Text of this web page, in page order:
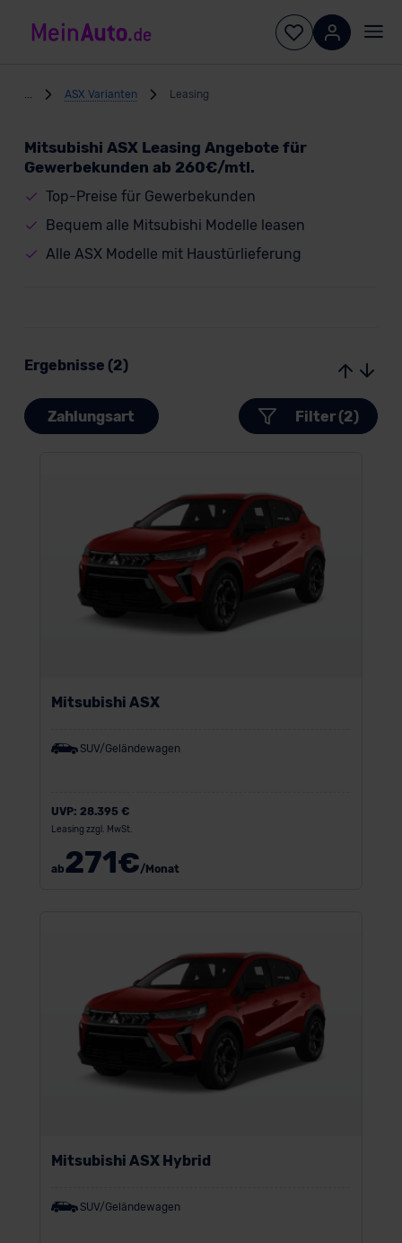
ASX Varianten Leasing
Mitsubishi ASX Leasing Angebote für
Gewerbekunden ab 260€/mtl.
Top-Preise für Gewerbekunden
Bequem alle Mitsubishi Modelle leasen
Alle ASX Modelle mit Haustürlieferung
Ergebnisse (2)
Zahlungsart Filter (2)
Mitsubishi ASX
SUV/Geländewagen
UVP: 28.395 €
Leasing zzgl. MwSt.
ab271€/Monat
Mitsubishi ASX Hybrid
SUV/Geländewagen